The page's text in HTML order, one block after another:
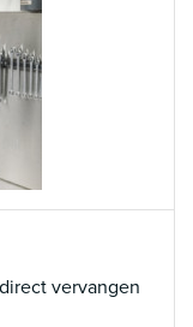
vervangen